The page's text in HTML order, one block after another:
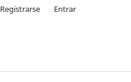
Registrarse Entrar